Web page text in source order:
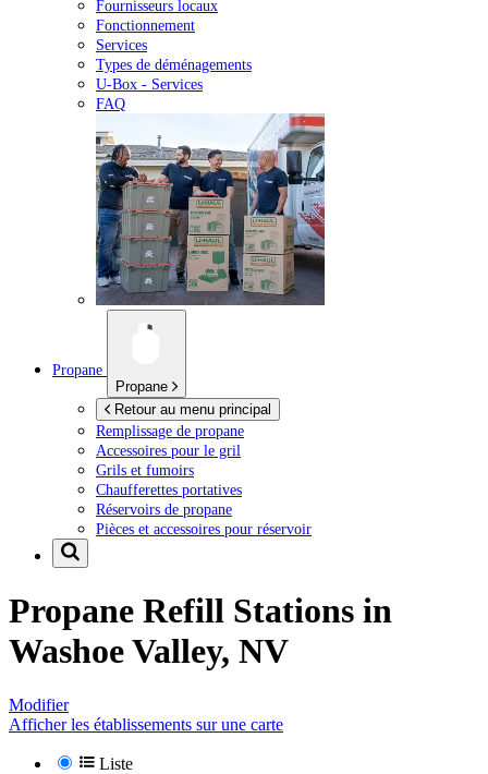
Fournisseurs locaux
Fonctionnement
Services
Types de déménagements
U-Box - Services
FAQ
Propane
Propane
Retour au menu principal
Remplissage de propane
Accessoires pour le gril
Grils et fumoirs
Chaufferettes portatives
Réservoirs de propane
Pièces et accessoires pour réservoir
Propane Refill Stations in
Washoe Valley, NV
Modifier
Afficher les établissements sur une carte
Liste